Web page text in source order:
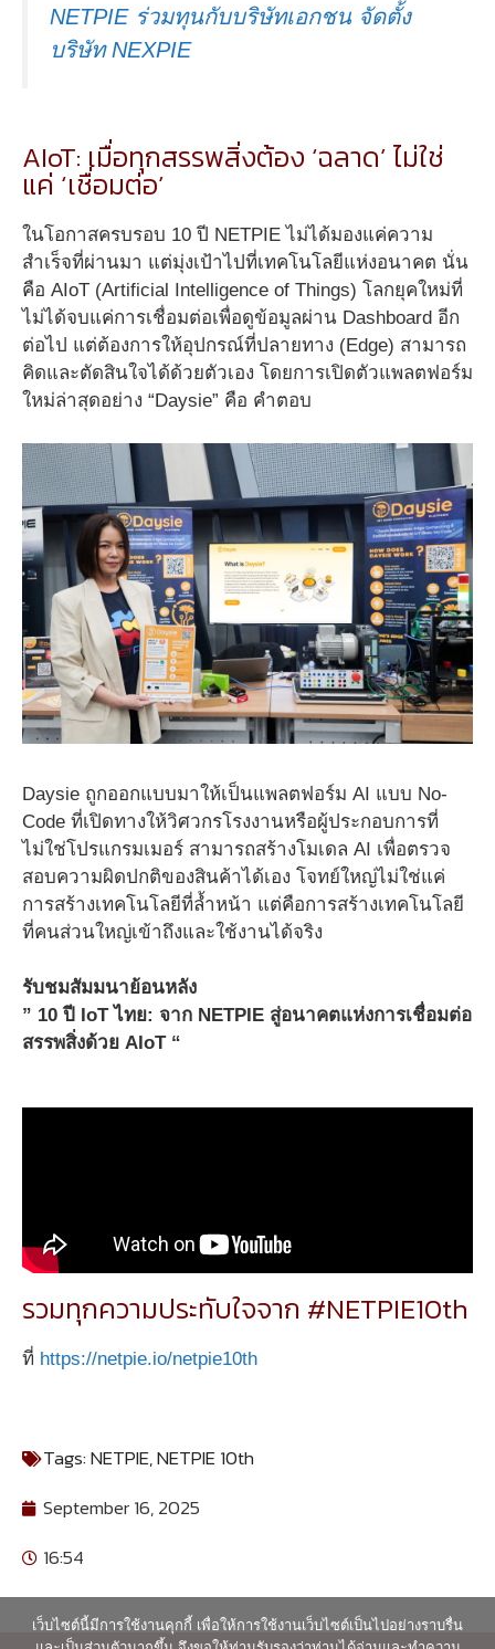
NETPIE ร่วมทุนกับบริษัทเอกชน จัดตั้ง
บริษัท NEXPIE
AIoT: เมื่อทุกสรรพสิ่งต้อง ‘ฉลาด’ ไม่ใช่
แค่ ‘เชื่อมต่อ’
ในโอกาสครบรอบ 10 ปี NETPIE ไม่ได้มองแค่ความ
สำเร็จที่ผ่านมา แต่มุ่งเป้าไปที่เทคโนโลยีแห่งอนาคต นั่น
คือ AIoT (Artificial Intelligence of Things) โลกยุคใหม่ที่
ไม่ได้จบแค่การเชื่อมต่อเพื่อดูข้อมูลผ่าน Dashboard อีก
ต่อไป แต่ต้องการให้อุปกรณ์ที่ปลายทาง (Edge) สามารถ
คิดและตัดสินใจได้ด้วยตัวเอง โดยการเปิดตัวแพลตฟอร์ม
ใหม่ล่าสุดอย่าง “Daysie” คือ คำตอบ
Daysie ถูกออกแบบมาให้เป็นแพลตฟอร์ม AI แบบ No-
Code ที่เปิดทางให้วิศวกรโรงงานหรือผู้ประกอบการที่
ไม่ใช่โปรแกรมเมอร์ สามารถสร้างโมเดล AI เพื่อตรวจ
สอบความผิดปกติของสินค้าได้เอง โจทย์ใหญ่ไม่ใช่แค่
การสร้างเทคโนโลยีที่ล้ำหน้า แต่คือการสร้างเทคโนโลยี
ที่คนส่วนใหญ่เข้าถึงและใช้งานได้จริง
รับชมสัมมนาย้อนหลัง
” 10 ปี IoT ไทย: จาก NETPIE สู่อนาคตแห่งการเชื่อมต่อ
สรรพสิ่งด้วย AIoT “
รวมทุกความประทับใจจาก #NETPIE10th
ที่ https://netpie.io/netpie10th
Tags:NETPIE,NETPIE 10th
September 16, 2025
16:54
เว็บไซต์นี้มีการใช้งานคุกกี้ เพื่อให้การใช้งานเว็บไซต์เป็นไปอย่างราบรื่น